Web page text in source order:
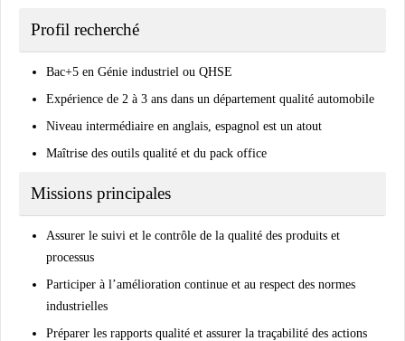
Profil recherché
Bac+5 en Génie industriel ou QHSE
Expérience de 2 à 3 ans dans un département qualité automobile
Niveau intermédiaire en anglais, espagnol est un atout
Maîtrise des outils qualité et du pack office
Missions principales
Assurer le suivi et le contrôle de la qualité des produits et
processus
Participer à l’amélioration continue et au respect des normes
industrielles
Préparer les rapports qualité et assurer la traçabilité des actions